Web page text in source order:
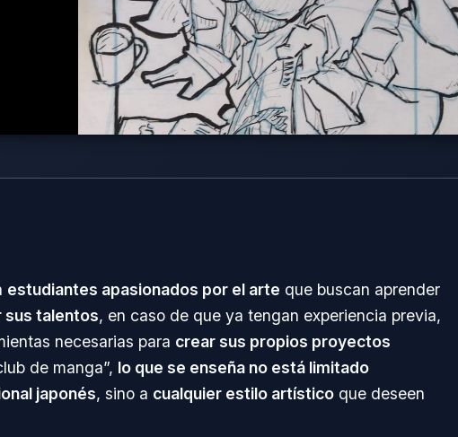
estudiantes apasionados por el arte que buscan aprender
sus talentos, en caso de que ya tengan experiencia previa,
necesarias para crear sus propios proyectos
de manga”, lo que se enseña no está limitado
japonés, sino a cualquier estilo artístico que deseen